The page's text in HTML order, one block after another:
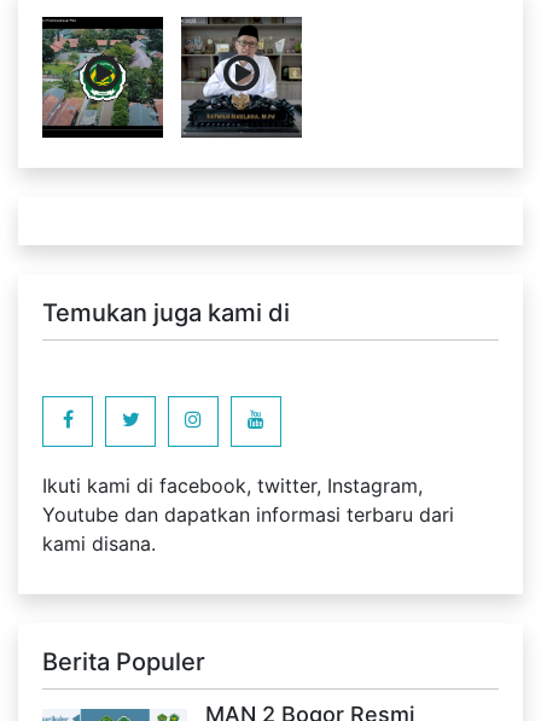
Temukan juga kami di
Ikuti kami di facebook, twitter, Instagram,
Youtube dan dapatkan informasi terbaru dari
kami disana.
Berita Populer
MAN 2 Bogor Resmi